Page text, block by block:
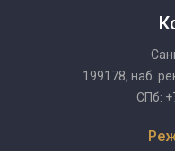
199178, наб.
СПб: